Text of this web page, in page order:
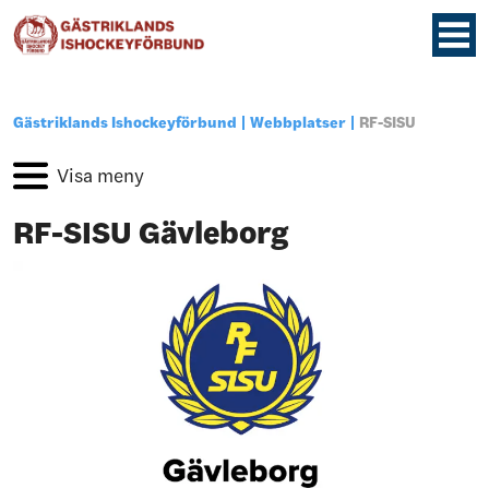
Gästriklands Ishockeyförbund Webbplatser RF-SISU
RF-SISU Gävleborg